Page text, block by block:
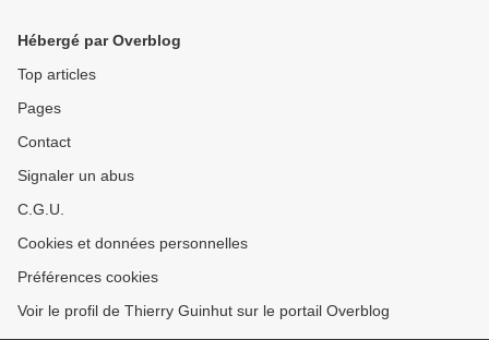
Hébergé par Overblog
Top articles
Pages
Contact
Signaler un abus
C.G.U.
Cookies et données personnelles
Préférences cookies
Voir le profil de Thierry Guinhut sur le portail Overblog